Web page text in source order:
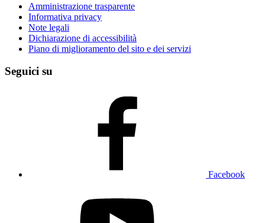
Amministrazione trasparente
Informativa privacy
Note legali
Dichiarazione di accessibilità
Piano di miglioramento del sito e dei servizi
Seguici su
Facebook